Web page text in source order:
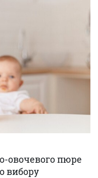
овочевого пюре
вибору